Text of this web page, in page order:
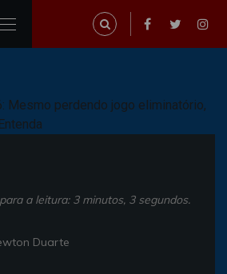
a leitura: 3 minutos, 3 segundos.
Duarte